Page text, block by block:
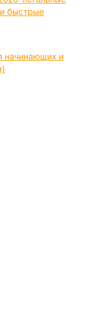
быстрые
начинающих и